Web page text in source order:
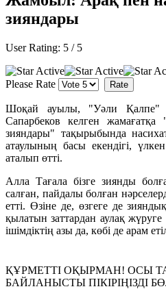
зияндары
User Rating: 5 / 5
Please Rate
Шоқай ауылы, "Уәли Қалпе"
Сапарбеков келген
зияндары" тақырыбында
атаулының басы екендігі,
аталып өтті.
Алла Тағала бізге зиянды
салған, пайдалы болған
етті. Өзіне де, өзгеге де
қылатын заттардан аулақ
ішімдіктің азы да, көбі де арам
ҚҰРМЕТТІ ОҚЫРМАН! ОСЫ
БАЙЛАНЫСТЫ ПІКІРІҢІЗДІ